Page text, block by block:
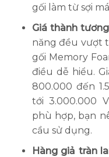
gối làm từ sợi
Giá thành
năng đều vượt
gối Memory
điều dễ hiểu.
800.000 đến
tới 3.000.000
phù hợp, bạn
cầu sử dụng.
Hàng giả tràn